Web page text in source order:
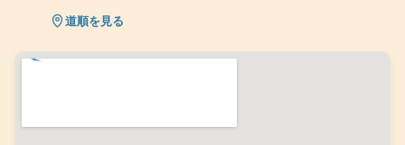
道順を見る